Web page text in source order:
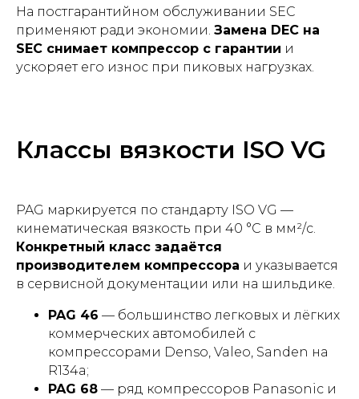
На постгарантийном обслуживании SEC
применяют ради экономии. Замена DEC на
SEC снимает компрессор с гарантии и
ускоряет его износ при пиковых нагрузках.
Классы вязкости ISO VG
PAG маркируется по стандарту ISO VG —
кинематическая вязкость при 40 °C в мм²/с.
Конкретный класс задаётся
производителем компрессора и указывается
в сервисной документации или на шильдике.
PAG 46 — большинство легковых и лёгких
коммерческих автомобилей с
компрессорами Denso, Valeo, Sanden на
R134a;
PAG 68 — ряд компрессоров Panasonic и